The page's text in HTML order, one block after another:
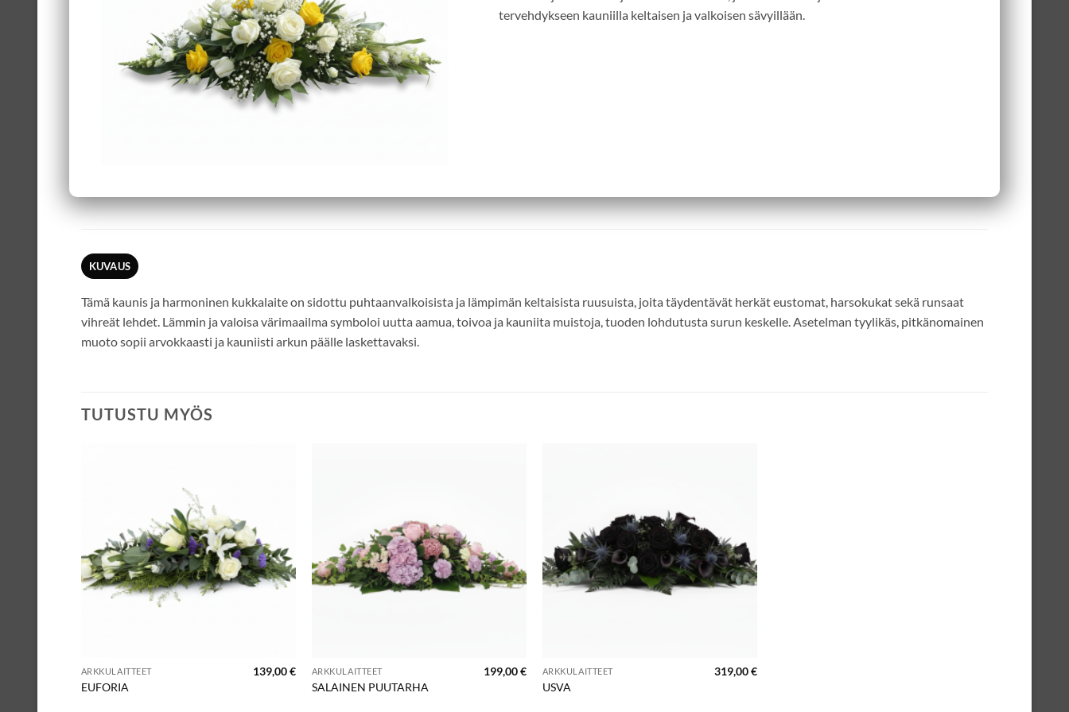
tervehdykseen kauniilla keltaisen ja valkoisen sävyillään.
KUVAUS
Tämä kaunis ja harmoninen kukkalaite on sidottu puhtaanvalkoisista ja lämpimän keltaisista ruusuista, joita täydentävät herkät eustomat, harsokukat sekä runsaat
vihreät lehdet. Lämmin ja valoisa värimaailma symboloi uutta aamua, toivoa ja kauniita muistoja, tuoden lohdutusta surun keskelle. Asetelman tyylikäs, pitkänomainen
muoto sopii arvokkaasti ja kauniisti arkun päälle laskettavaksi.
TUTUSTU MYÖS
ARKKULAITTEET
EUFORIA
139,00€ ARKKULAITTEET
SALAINEN PUUTARHA
199,00€ ARKKULAITTEET
USVA
319,00€